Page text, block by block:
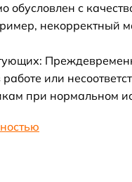
обусловлен с
некорректный
работе или
при нормальном